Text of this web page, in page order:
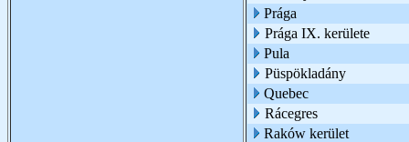
Prága
Prága IX. kerülete
Pula
Püspökladány
Quebec
Rácegres
Raków kerület